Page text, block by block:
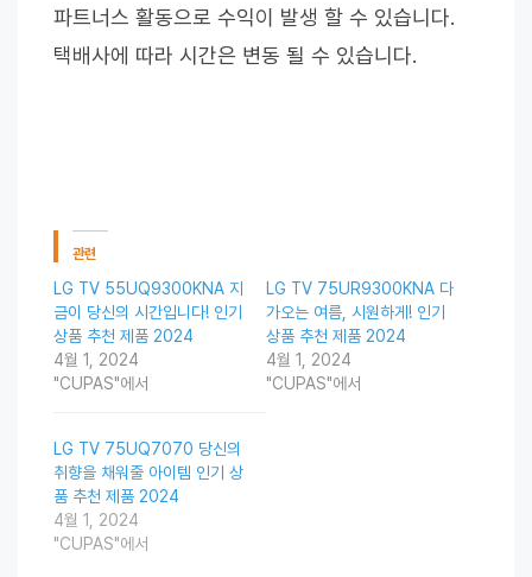
파트너스 활동으로 수익이 발생 할 수 있습니다.
택배사에 따라 시간은 변동 될 수 있습니다.
관련
LG TV 55UQ9300KNA 지
금이 당신의 시간입니다! 인기
상품 추천 제품 2024
4월 1, 2024
"CUPAS"에서
LG TV 75UR9300KNA 다
가오는 여름, 시원하게! 인기
상품 추천 제품 2024
4월 1, 2024
"CUPAS"에서
LG TV 75UQ7070 당신의
취향을 채워줄 아이템 인기 상
품 추천 제품 2024
4월 1, 2024
"CUPAS"에서